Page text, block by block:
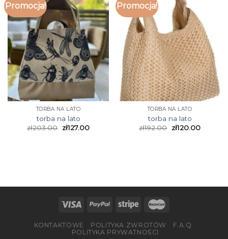
Promocja!
TORBA NA LATO
torba na lato
zł203.00 zł127.00
Promocja!
TORBA NA LATO
torba na lato
zł192.00 zł120.00
KONTAKTOWE POLITYKA ZWROTÓW
F.A.Q
POLITYKA PRYWATNOŚCI